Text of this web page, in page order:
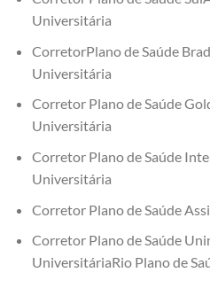
Universitária
CorretorPlano de Saúde
Universitária
Corretor Plano de Saúde
Universitária
Corretor Plano de Saúde
Universitária
Corretor Plano de Saúde
Corretor Plano de Saúde
UniversitáriaRio Plano de